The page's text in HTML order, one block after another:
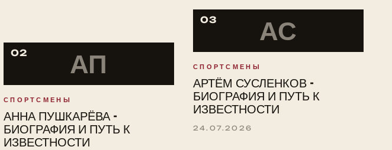
02 АП
СПОРТСМЕНЫ
АННА ПУШКАРЁВА -
БИОГРАФИЯ И ПУТЬ К
ИЗВЕСТНОСТИ
03 АС
СПОРТСМЕНЫ
АРТЁМ СУСЛЕНКОВ -
БИОГРАФИЯ И ПУТЬ К
ИЗВЕСТНОСТИ
24.07.2026